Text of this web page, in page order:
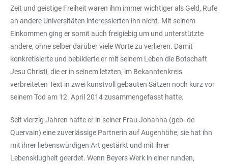
Zeit und geistige Freiheit waren ihm immer wichtiger als Geld, Rufe
an andere Universitäten interessierten ihn nicht. Mit seinem
Einkommen ging er somit auch freigiebig um und unterstützte
andere, ohne selber darüber viele Worte zu verlieren. Damit
konkretisierte und bebilderte er mit seinem Leben die Botschaft
Jesu Christi, die er in seinem letzten, im Bekanntenkreis
verbreiteten Text in zwei kunstvoll gebauten Sätzen noch kurz vor
seinem Tod am 12. April 2014 zusammengefasst hatte.
Seit vierzig Jahren hatte er in seiner Frau Johanna (geb. de
Quervain) eine zuverlässige Partnerin auf Augenhöhe; sie hat ihn
mit ihrer liebenswürdigen Art gestärkt und mit ihrer
Lebensklugheit geerdet. Wenn Beyers Werk in einer runden,